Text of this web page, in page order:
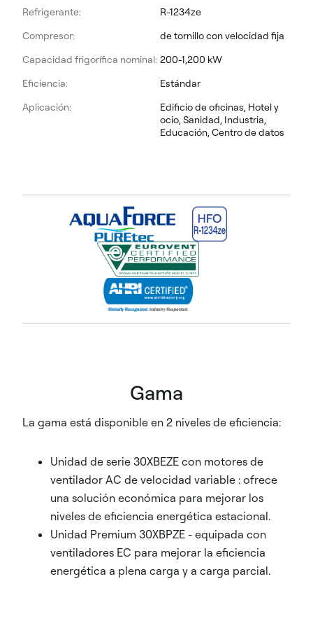
Refrigerante:
R-1234ze
Compresor:
de tornillo con velocidad fija
Capacidad frigorífica nominal: 200-1,200 kW
Eficiencia:
Estándar
Aplicación:
Edificio de oficinas, Hotel y
ocio, Sanidad, Industria,
Educación, Centro de datos
Gama
La gama está disponible en 2 niveles de eficiencia:
Unidad de serie 30XBEZE con motores de
ventilador AC de velocidad variable : ofrece
una solución económica para mejorar los
niveles de eficiencia energética estacional.
Unidad Premium 30XBPZE - equipada con
ventiladores EC para mejorar la eficiencia
energética a plena carga y a carga parcial.